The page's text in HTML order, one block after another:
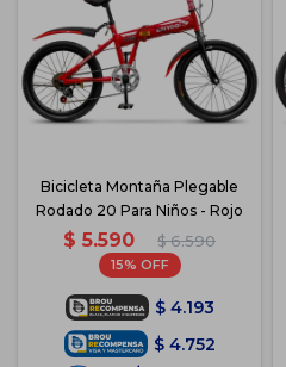
Bicicleta Montaña Plegable
Rodado 20 Para Niños - Rojo
$ 5.590 $ 6.590
15
$ 4.193
$ 4.752